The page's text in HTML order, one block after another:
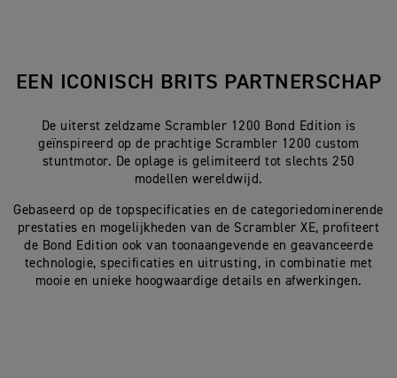
EEN ICONISCH BRITS PARTNERSCHAP
De uiterst zeldzame Scrambler 1200 Bond Edition is
geïnspireerd op de prachtige Scrambler 1200 custom
stuntmotor. De oplage is gelimiteerd tot slechts 250
modellen wereldwijd.
Gebaseerd op de topspecificaties en de categoriedominerende
prestaties en mogelijkheden van de Scrambler XE, profiteert
de Bond Edition ook van toonaangevende en geavanceerde
technologie, specificaties en uitrusting, in combinatie met
mooie en unieke hoogwaardige details en afwerkingen.